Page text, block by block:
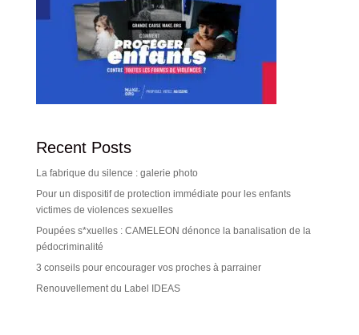
Recent Posts
La fabrique du silence : galerie photo
Pour un dispositif de protection immédiate pour les enfants
victimes de violences sexuelles
Poupées s*xuelles : CAMELEON dénonce la banalisation de la
pédocriminalité
3 conseils pour encourager vos proches à parrainer
Renouvellement du Label IDEAS